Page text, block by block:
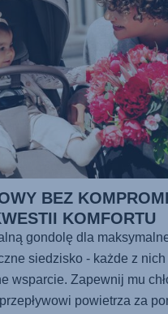
BEZ
KOMFORTU
gondolę dla
siedzisko - każde z
wsparcie. Zapewnij mu
powietrza za